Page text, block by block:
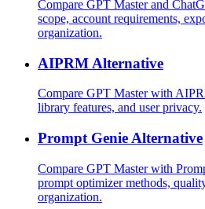
Compare GPT Master and
scope, account requirements,
organization.
AIPRM Alternative
Compare GPT Master with
library features, and user privacy.
Prompt Genie Alternative
Compare GPT Master with
prompt optimizer methods,
organization.